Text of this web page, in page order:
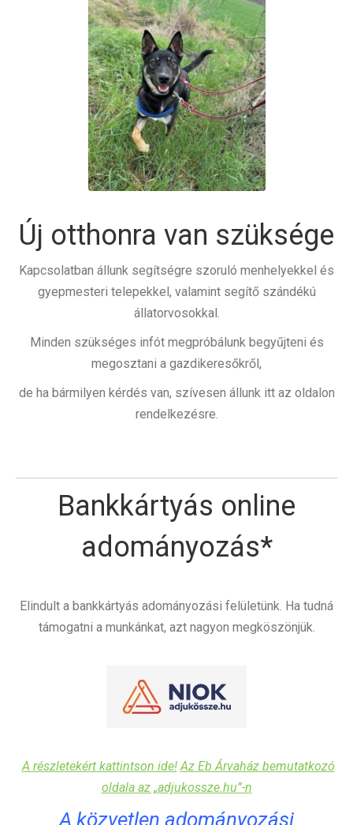
Új otthonra van szüksége
Kapcsolatban állunk segítségre szoruló menhelyekkel és
gyepmesteri telepekkel, valamint segítő szándékú
állatorvosokkal.
Minden szükséges infót megpróbálunk begyűjteni és
megosztani a gazdikeresőkről,
de ha bármilyen kérdés van, szívesen állunk itt az oldalon
rendelkezésre.
Bankkártyás online
adományozás*
Elindult a bankkártyás adományozási felületünk. Ha tudná
támogatni a munkánkat, azt nagyon megköszönjük.
A részletekért kattintson ide! Az Eb Árvaház bemutatkozó
oldala az „adjukossze.hu”-n
A közvetlen adományozási